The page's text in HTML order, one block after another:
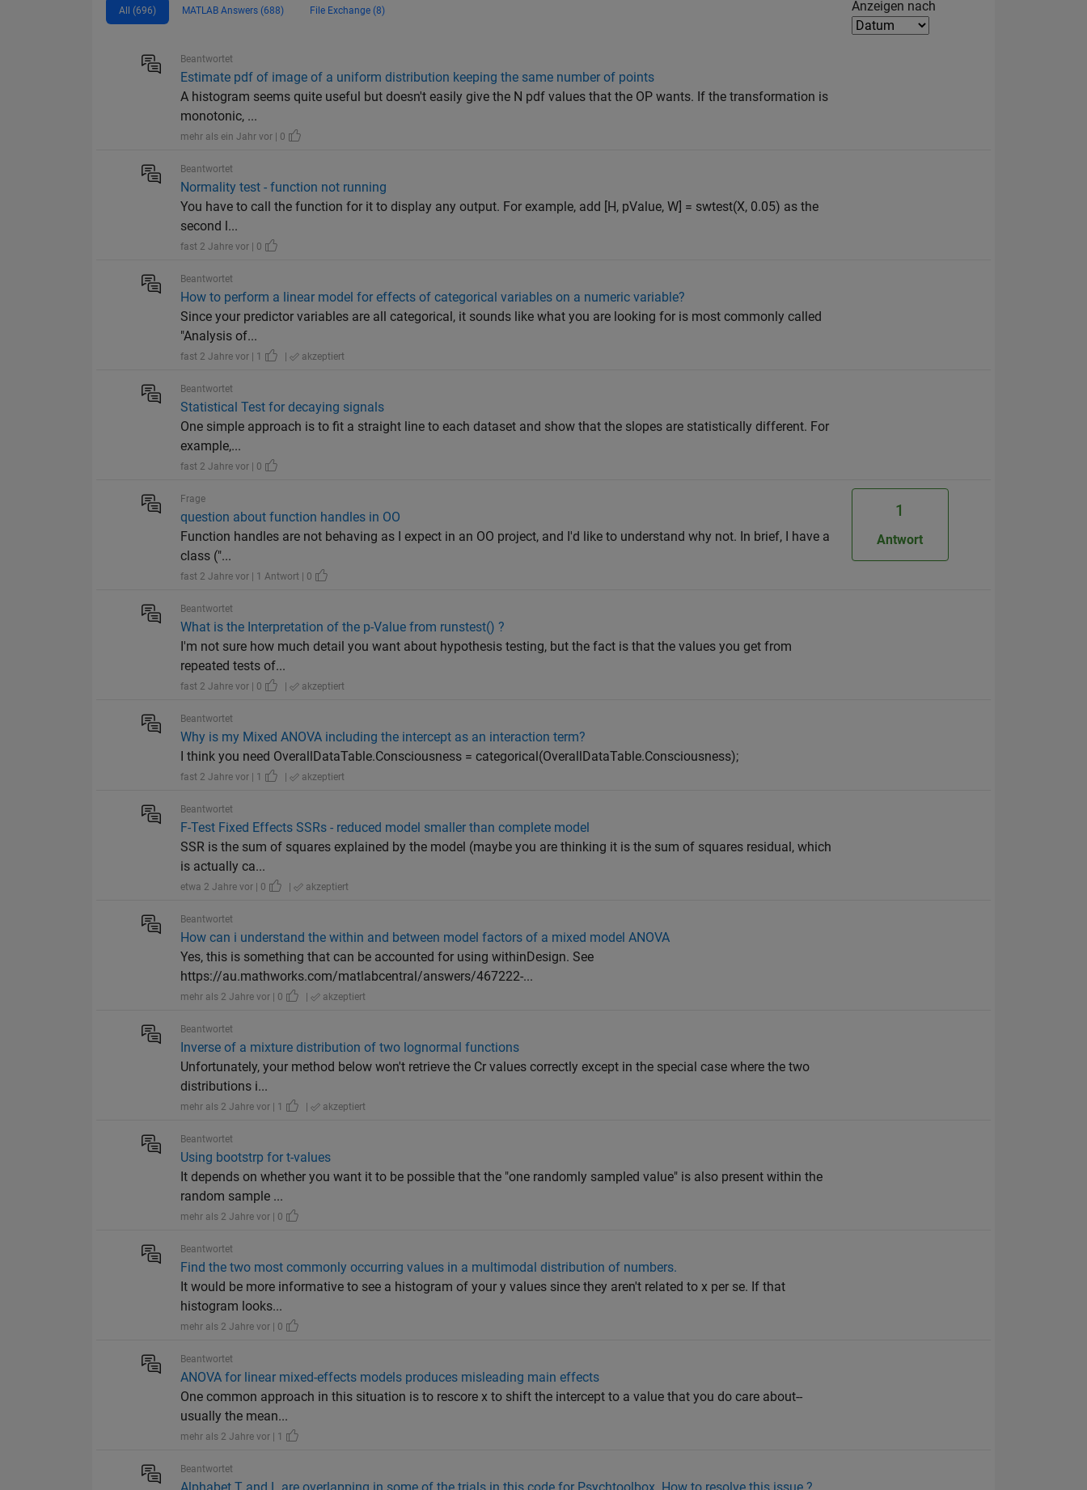
All (696) MATLAB Answers (688) File Exchange (8) Filter2
Anzeigen nach
Beantwortet
Estimate pdf of image of a uniform distribution keeping the same number of points
A histogram seems quite useful but doesn't easily give the N pdf values that the OP wants. If the transformation is
monotonic, ...
mehr als ein Jahr vor | 0
Beantwortet
Normality test - function not running
You have to call the function for it to display any output. For example, add [H, pValue, W] = swtest(X, 0.05) as the
second l...
fast 2 Jahre vor | 0
Beantwortet
How to perform a linear model for effects of categorical variables on a numeric variable?
Since your predictor variables are all categorical, it sounds like what you are looking for is most commonly called
"Analysis of...
fast 2 Jahre vor | 1 | akzeptiert
Beantwortet
Statistical Test for decaying signals
One simple approach is to fit a straight line to each dataset and show that the slopes are statistically different. For
example,...
fast 2 Jahre vor | 0
Frage
question about function handles in OO
Function handles are not behaving as I expect in an OO project, and I'd like to understand why not. In brief, I have a
class ("...
fast 2 Jahre vor | 1 Antwort | 0
1
Antwort
Beantwortet
What is the Interpretation of the p-Value from runstest() ?
I'm not sure how much detail you want about hypothesis testing, but the fact is that the values you get from
repeated tests of...
fast 2 Jahre vor | 0 | akzeptiert
Beantwortet
Why is my Mixed ANOVA including the intercept as an interaction term?
I think you need OverallDataTable.Consciousness = categorical(OverallDataTable.Consciousness);
fast 2 Jahre vor | 1 | akzeptiert
Beantwortet
F-Test Fixed Effects SSRs - reduced model smaller than complete model
SSR is the sum of squares explained by the model (maybe you are thinking it is the sum of squares residual, which
is actually ca...
etwa 2 Jahre vor | 0 | akzeptiert
Beantwortet
How can i understand the within and between model factors of a mixed model ANOVA
Yes, this is something that can be accounted for using withinDesign. See
https://au.mathworks.com/matlabcentral/answers/467222-...
mehr als 2 Jahre vor | 0 | akzeptiert
Beantwortet
Inverse of a mixture distribution of two lognormal functions
Unfortunately, your method below won't retrieve the Cr values correctly except in the special case where the two
distributions i...
mehr als 2 Jahre vor | 1 | akzeptiert
Beantwortet
Using bootstrp for t-values
It depends on whether you want it to be possible that the "one randomly sampled value" is also present within the
random sample ...
mehr als 2 Jahre vor | 0
Beantwortet
Find the two most commonly occurring values in a multimodal distribution of numbers.
It would be more informative to see a histogram of your y values since they aren't related to x per se. If that
histogram looks...
mehr als 2 Jahre vor | 0
Beantwortet
ANOVA for linear mixed-effects models produces misleading main effects
One common approach in this situation is to rescore x to shift the intercept to a value that you do care about--
usually the mean...
mehr als 2 Jahre vor | 1
Beantwortet